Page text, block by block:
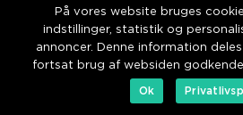
Cookies
Contact
Sitemap
På vores website bruges
indstillinger, statistik og
annoncer. Denne information
fortsat brug af websiden
Ok